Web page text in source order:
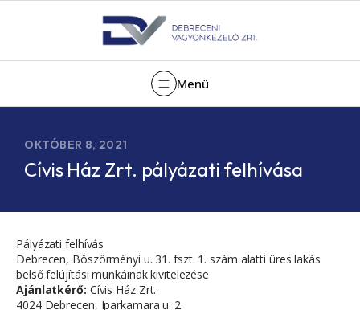
Menü
OKTÓBER 8, 2021
Cívis Ház Zrt. pályázati felhívása
Pályázati felhívás
Debrecen, Böszörményi u. 31. fszt. 1. szám alatti üres lakás
belső felújítási munkáinak kivitelezése
Ajánlatkérő: Cívis Ház Zrt.
4024 Debrecen, Iparkamara u. 2.